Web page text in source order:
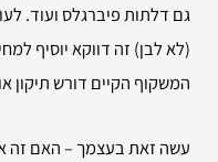
גם דלתות פיברגלס ועוד.
(לא לבן) זה דווקא יוסיף
המשקוף הקיים דורש תיקון
עשה זאת בעצמך – האם זה